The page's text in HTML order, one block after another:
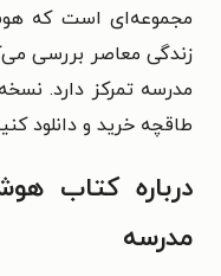
مجموعه‌ای است که
زندگی معاصر بررسی
مدرسه تمرکز دارد.
طاقچه خرید و دانلود
درباره کتاب
مدرسه